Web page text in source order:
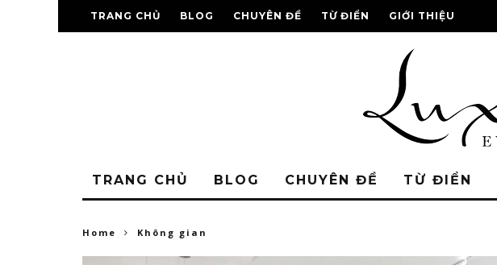
TRANG CHỦ BLOG CHUYÊN ĐỀ TỪ ĐIỂN GIỚI THIỆU
TRANG CHỦ BLOG CHUYÊN ĐỀ TỪ ĐIỂN
Home Không gian